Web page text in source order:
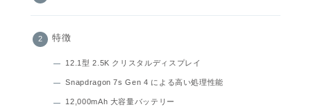
特徴
12.1型 2.5K クリスタルディスプレイ
Snapdragon 7s Gen 4 による高い処理性能
12,000mAh 大容量バッテリー